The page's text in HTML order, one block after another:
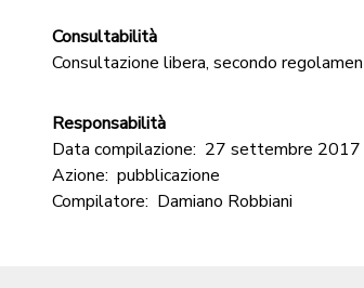
Consultabilità
Consultazione libera, secondo
Responsabilità
Data compilazione: 27 settembre 2017
Azione: pubblicazione
Compilatore: Damiano Robbiani